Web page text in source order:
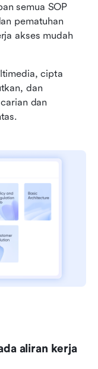
semua SOP
pematuhan
akses mudah
cipta
dan
dan
aliran kerja